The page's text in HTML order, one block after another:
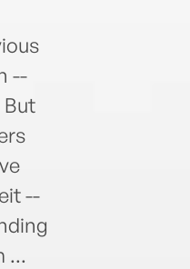
--
--
...